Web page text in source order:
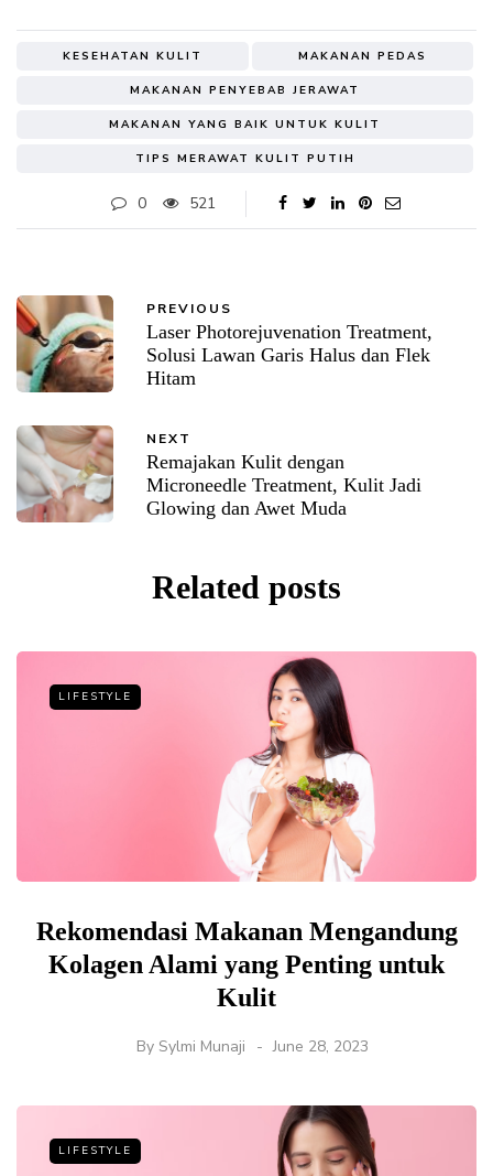
KESEHATAN KULIT MAKANAN PEDAS
MAKANAN PENYEBAB JERAWAT
MAKANAN YANG BAIK UNTUK KULIT
TIPS MERAWAT KULIT PUTIH
0 521
PREVIOUS
Laser Photorejuvenation Treatment,
Solusi Lawan Garis Halus dan Flek
Hitam
NEXT
Remajakan Kulit dengan
Microneedle Treatment, Kulit Jadi
Glowing dan Awet Muda
Related posts
LIFESTYLE
Rekomendasi Makanan Mengandung
Kolagen Alami yang Penting untuk
Kulit
By Sylmi Munaji June 28, 2023
LIFESTYLE